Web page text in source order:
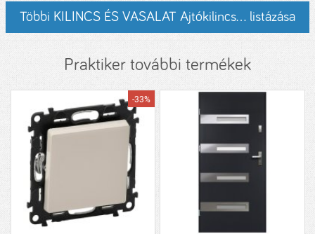
Többi KILINCS ÉS VASALAT Ajtókilincs... listázása
Praktiker további termékek
-33%